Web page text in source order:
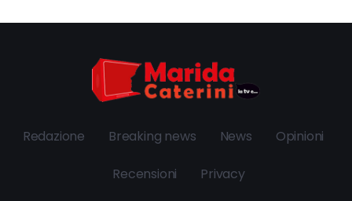
Redazione Breaking news News Opinioni
Recensioni Privacy